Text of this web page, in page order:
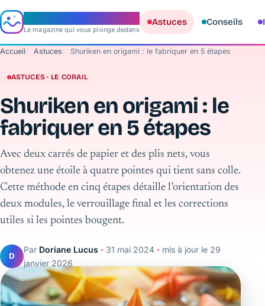
Le magazine qui vous plonge dedans
Astuces Conseils
Accueil Astuces Shuriken en origami : le fabriquer en 5 étapes
ASTUCES · LE CORAIL
Shuriken en origami : le
fabriquer en 5 étapes
Avec deux carrés de papier et des plis nets, vous
obtenez une étoile à quatre pointes qui tient sans colle.
Cette méthode en cinq étapes détaille l’orientation des
deux modules, le verrouillage final et les corrections
utiles si les pointes bougent.
D
Par Doriane Lucus ◦ 31 mai 2024 ◦ mis à jour le 29
janvier 2026